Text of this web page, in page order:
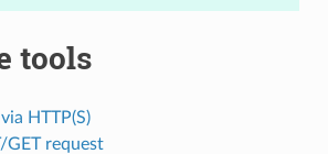
tools
HTTP(S)
GET request